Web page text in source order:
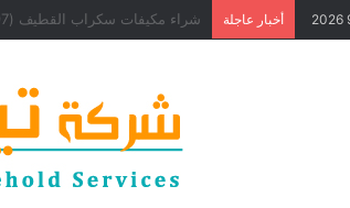
أخبار عاجلة أفضل شركة عزل أسطح بجدة خصم 30% وأرخص شركة